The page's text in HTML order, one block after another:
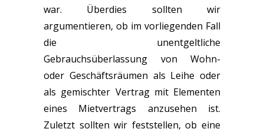
war. Überdies sollten wir
argumentieren, ob im vorliegenden Fall
die unentgeltliche
Gebrauchsüberlassung von Wohn-
oder Geschäftsräumen als Leihe oder
als gemischter Vertrag mit Elementen
eines Mietvertrags anzusehen ist.
Zuletzt sollten wir feststellen, ob eine